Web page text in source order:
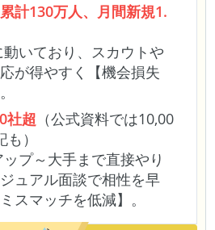
累計130万人、月間新規1.
いており、スカウトや
が得やすく【機会損失
社超 （公式資料では10,00
）
プ～大手まで直接やり
ュアル面談で相性を早
スマッチを低減】。